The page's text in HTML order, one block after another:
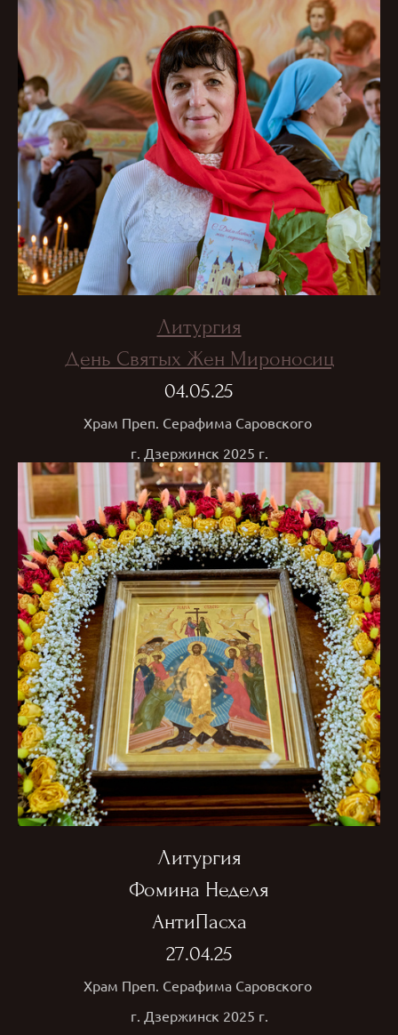
Литургия
День Святых Жен Мироносиц
04.05.25
Храм Преп. Серафима Саровского
г. Дзержинск 2025 г.
Литургия
Фомина Неделя
АнтиПасха
27.04.25
Храм Преп. Серафима Саровского
г. Дзержинск 2025 г.